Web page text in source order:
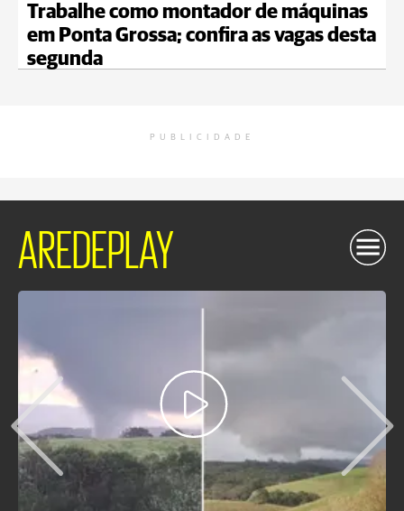
Trabalhe como montador de máquinas
em Ponta Grossa; confira as vagas desta
segunda
PUBLICIDADE
AREDEPLAY